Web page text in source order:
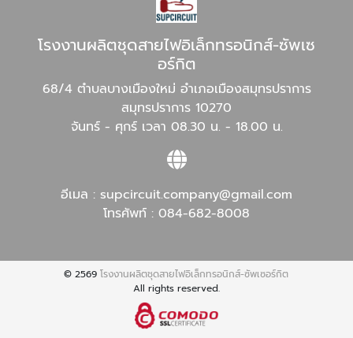
โรงงานผลิตชุดสายไฟอิเล็กทรอนิกส์-ซัพเซ
อร์กิต
68/4 ตำบลบางเมืองใหม่ อำเภอเมืองสมุทรปราการ
สมุทรปราการ 10270
จันทร์ - ศุกร์ เวลา 08.30 น. - 18.00 น.
อีเมล : supcircuit.company@gmail.com
โทรศัพท์ : 084-682-8008
© 2569โรงงานผลิตชุดสายไฟอิเล็กทรอนิกส์-ซัพเซอร์กิต
All rights reserved.